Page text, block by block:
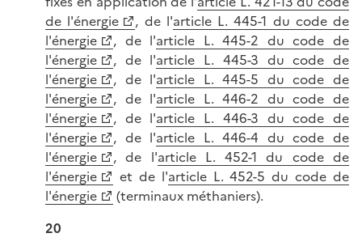
de l'énergie
, de l'article L. 445-1 du code de
l'énergie
, de l'article L. 445-2 du code de
l'énergie
, de l'article L. 445-3 du code de
l'énergie
, de l'article L. 445-5 du code de
l'énergie
, de l'article L. 446-2 du code de
l'énergie
, de l'article L. 446-3 du code de
l'énergie
, de l'article L. 446-4 du code de
l'énergie
, de l'article L. 452-1 du code de
l'énergie
et de l'article L. 452-5 du code de
l'énergie
(terminaux méthaniers).
20